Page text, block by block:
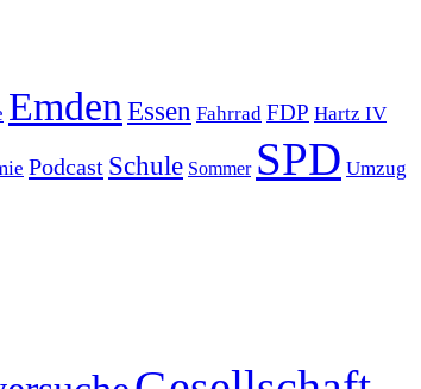
Emden Essen Fahrrad FDP Hartz IV
Podcast Schule Sommer SPD Umzug